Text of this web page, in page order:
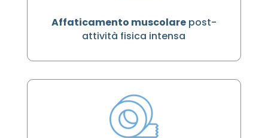
Affaticamento muscolarepost-
attività fisica intensa